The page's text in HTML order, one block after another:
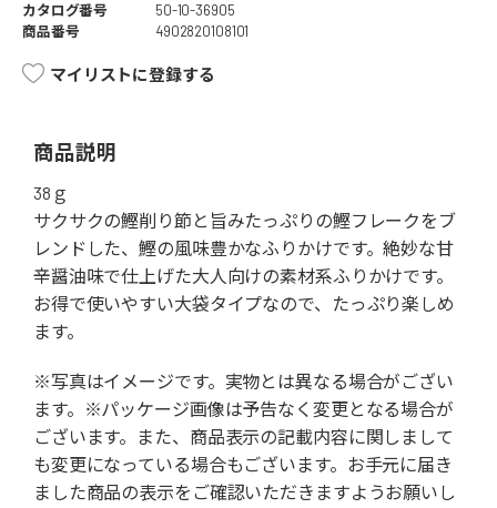
カタログ番号
50-10-36905
商品番号
4902820108101
マイリストに登録する
商品説明
38ｇ
サクサクの鰹削り節と旨みたっぷりの鰹フレークをブ
レンドした、鰹の風味豊かなふりかけです。絶妙な甘
辛醤油味で仕上げた大人向けの素材系ふりかけです。
お得で使いやすい大袋タイプなので、たっぷり楽しめ
ます。
※写真はイメージです。実物とは異なる場合がござい
ます。※パッケージ画像は予告なく変更となる場合が
ございます。また、商品表示の記載内容に関しまして
も変更になっている場合もございます。お手元に届き
ました商品の表示をご確認いただきますようお願いし